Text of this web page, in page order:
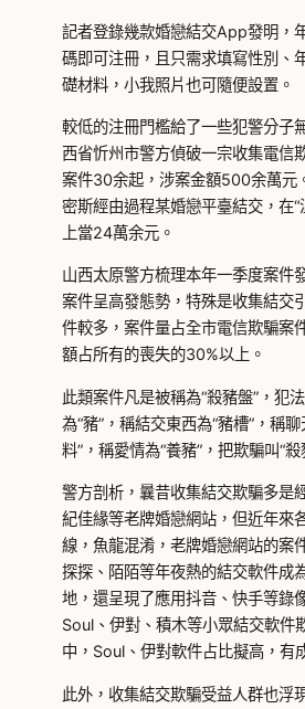
記者登錄幾款婚戀結交App發明，
碼即可注冊，且只需求填寫性別、
礎材料，小我照片也可隨便設置。
較低的注冊門檻給了一些犯警分子
西省忻州市警方偵破一宗收集電信
案件30余起，涉案金額500余萬元
密斯經由過程某婚戀平臺結交，在“
上當24萬余元。
山西太原警方梳理本年一季度案件
案件呈高發態勢，特殊是收集結交
件較多，案件量占全市電信欺騙案
額占所有的喪失的30%以上。
此類案件凡是被稱為“殺豬盤”，犯
為“豬”，稱結交東西為“豬槽”，稱
料”，稱愛情為“養豬”，把欺騙叫“殺
警方剖析，曩昔收集結交欺騙多是
紀佳緣等老牌婚戀網站，但近年來
線，魚龍混淆，老牌婚戀網站的案
探探、陌陌等年夜熱的結交軟件成
地，還呈現了應用抖音、快手等錄
Soul、伊對、積木等小眾結交軟件
中，Soul、伊對軟件占比擬高，有
此外，收集結交欺騙受益人群也浮